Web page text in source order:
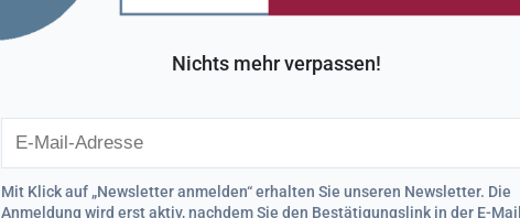
Nichts mehr verpassen!
Mit Klick auf „Newsletter anmelden“ erhalten Sie unseren Newsletter. Die
Anmeldung wird erst aktiv, nachdem Sie den Bestätigungslink in der E-Mail